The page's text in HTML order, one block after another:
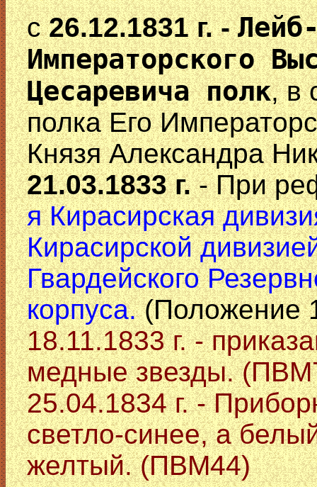
с26.12.1831 г. -
Императорского
Цесаревича полк, в
полка Его
Князя Александра
21.03.1833 г.- При
я Кирасирская
Кирасирской
Гвардейского
корпуса.(Положение
18.11.1833 г. -
медные звезды.
25.04.1834 г. -
светло-синее, а
желтый. (ПВМ44)